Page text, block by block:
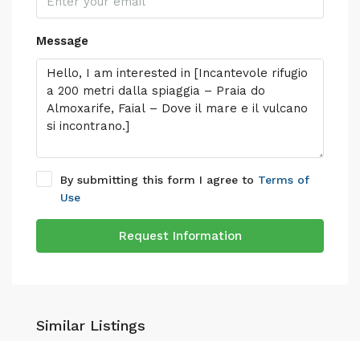
Message
By submitting this form I agree to Terms of
Use
Request Information
Similar Listings